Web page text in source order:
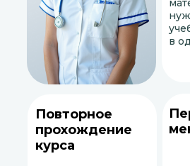
в
Повторное
прохождение
курса